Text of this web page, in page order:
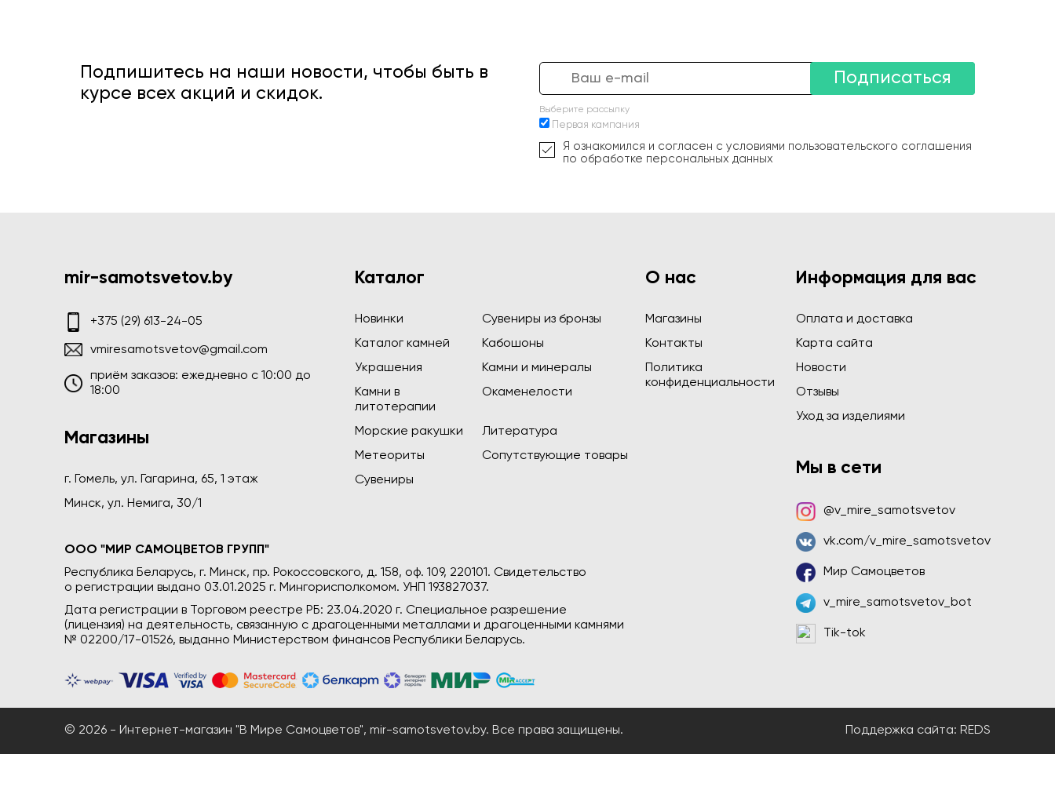
Подпишитесь на наши новости, чтобы быть в
курсе всех акций и скидок.
Подписаться
Выберите рассылку
Первая кампания
Я ознакомился и согласен с условиями пользовательского соглашения
по обработке персональных данных
mir-samotsvetov.by
+375 (29) 613-24-05
vmiresamotsvetov@gmail.com
приём заказов: ежедневно c 10:00 до
18:00
Магазины
г. Гомель, ул. Гагарина, 65, 1 этаж
Минск, ул. Немига, 30/1
Каталог
Новинки
Сувениры из бронзы
Каталог камней
Кабошоны
Украшения
Камни и минералы
Камни в
литотерапии
Окаменелости
Морские ракушки
Литература
Метеориты
Сопутствующие товары
Сувениры
ООО "МИР САМОЦВЕТОВ ГРУПП"
Республика Беларусь, г. Минск, пр. Рокоссовского, д. 158, оф. 109, 220101. Свидетельство
о регистрации выдано 03.01.2025 г. Мингорисполкомом. УНП 193827037.
Дата регистрации в Торговом реестре РБ: 23.04.2020 г. Специальное разрешение
(лицензия) на деятельность, связанную с драгоценными металлами и драгоценными камнями
№ 02200/17-01526, выданно Министерством финансов Республики Беларусь.
О нас
Магазины
Контакты
Политика
конфиденциальности
Информация для вас
Оплата и доставка
Карта сайта
Новости
Отзывы
Уход за изделиями
Мы в сети
@v_mire_samotsvetov
vk.com/v_mire_samotsvetov
Мир Самоцветов
v_mire_samotsvetov_bot
Tik-tok
© 2026 - Интернет-магазин "В Мире Самоцветов", mir-samotsvetov.by. Все права защищены. Поддержка сайта: REDS